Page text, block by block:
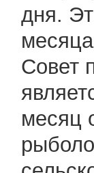
дня.
Совет
месяц